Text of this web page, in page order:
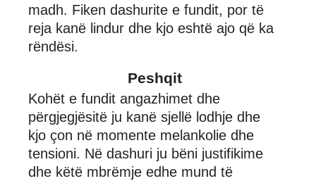
madh. Fiken dashurite e fundit, por të
reja kanë lindur dhe kjo eshtë ajo që ka
rëndësi.
Peshqit
Kohët e fundit angazhimet dhe
përgjegjësitë ju kanë sjellë lodhje dhe
kjo çon në momente melankolie dhe
tensioni. Në dashuri ju bëni justifikime
dhe këtë mbrëmje edhe mund të